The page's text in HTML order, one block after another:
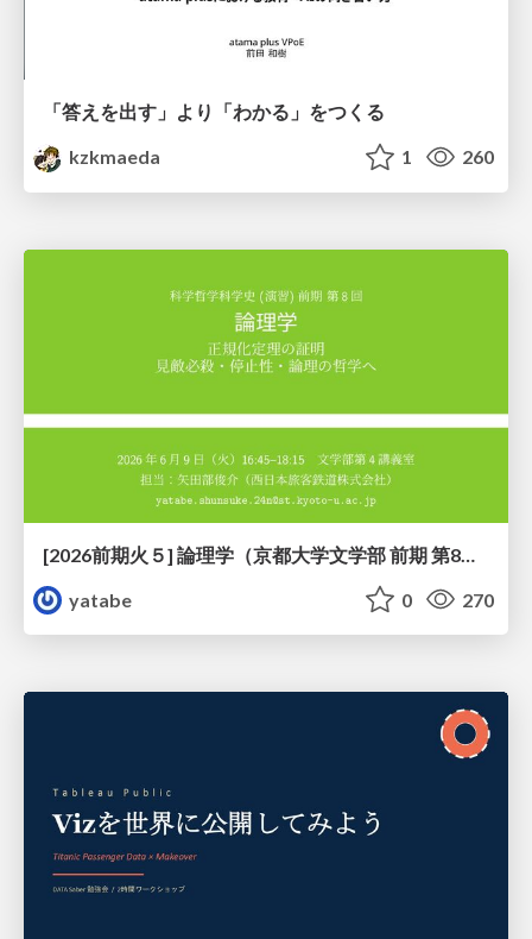
「答えを出す」より「わかる」をつくる
kzkmaeda
1 260
yatabe
0 270